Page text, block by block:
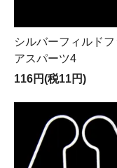
シルバーフィルド
アスパーツ4
116円(税11円)